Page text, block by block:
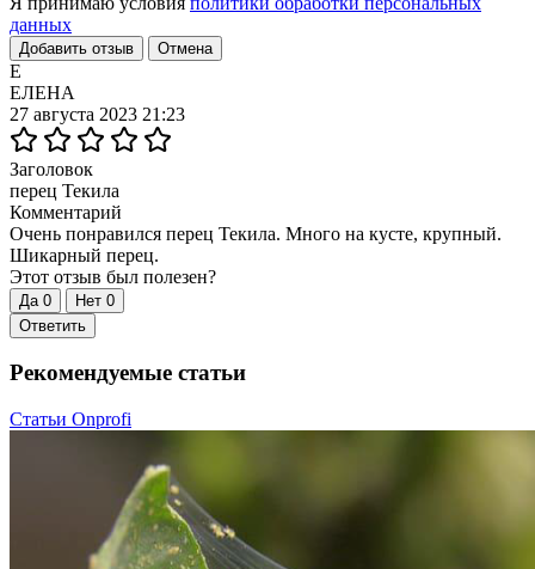
данных
Добавить отзыв Отмена
Е
ЕЛЕНА
27 августа 2023 21:23
Заголовок
перец Текила
Комментарий
Очень понравился перец Текила. Много на кусте, крупный.
Шикарный перец.
Этот отзыв был полезен?
Да 0 Нет 0
Ответить
Рекомендуемые статьи
Статьи Onprofi